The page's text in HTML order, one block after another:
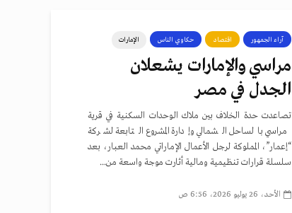
آراء الجمهور اقتصاد حكاوي الناس الإمارات
مراسي والإمارات يشعلان
الجدل في مصر
تصاعدت حدة الخلاف بين ملاك الوحدات السكنية في قرية
مراسي بالساحل الشمالي وإدارة المشروع التابعة لشركة
“إعمار”، المملوكة لرجل الأعمال الإماراتي محمد العبار، بعد
سلسلة قرارات تنظيمية ومالية أثارت موجة واسعة من...
الأحد، 26 يوليو 2026، 6:56 ص